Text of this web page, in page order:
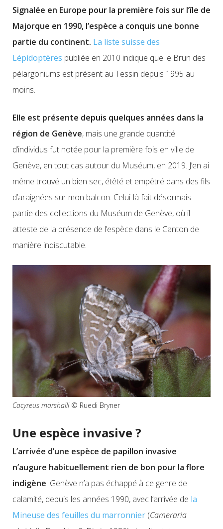
Signalée en Europe pour la première fois sur l’île de
Majorque en 1990, l’espèce a conquis une bonne
partie du continent. La liste suisse des
Lépidoptères publiée en 2010 indique que le Brun des
pélargoniums est présent au Tessin depuis 1995 au
moins.
Elle est présente depuis quelques années dans la
région de Genève, mais une grande quantité
d’individus fut notée pour la première fois en ville de
Genève, en tout cas autour du Muséum, en 2019. J’en ai
même trouvé un bien sec, étêté et empêtré dans des fils
d’araignées sur mon balcon. Celui-là fait désormais
partie des collections du Muséum de Genève, où il
atteste de la présence de l’espèce dans le Canton de
manière indiscutable.
Cacyreus marshalli© Ruedi Bryner
Une espèce invasive ?
L’arrivée d’une espèce de papillon invasive
n’augure habituellement rien de bon pour la flore
indigène. Genève n’a pas échappé à ce genre de
calamité, depuis les années 1990, avec l’arrivée de la
Mineuse des feuilles du marronnier (Cameraria